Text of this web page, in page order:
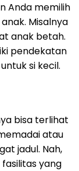
Anda memilih
Misalnya
anak betah.
pendekatan
si kecil.
bisa terlihat
atau
jadul. Nah,
yang